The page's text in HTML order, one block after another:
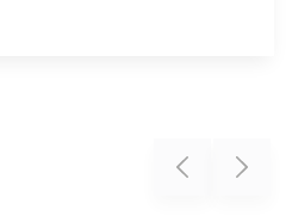
Previous Next